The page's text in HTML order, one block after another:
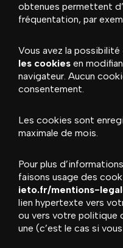
obtenues permettent
fréquentation, par
Vous avez la possibilité
les cookies en
navigateur. Aucun
consentement.
Les cookies sont
maximale de mois.
Pour plus
faisons usage des
ieto.fr/mentions-
lien hypertexte vers
ou vers votre politique
une (c’est le cas si